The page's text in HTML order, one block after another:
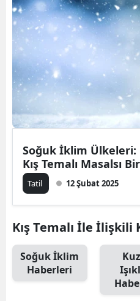
Soğuk İklim Ülkeleri:
Kış Temalı Masalsı
Tatil 12 Şubat 2025
Kış Temalı İle İlişkili
Soğuk İklim
Haberleri